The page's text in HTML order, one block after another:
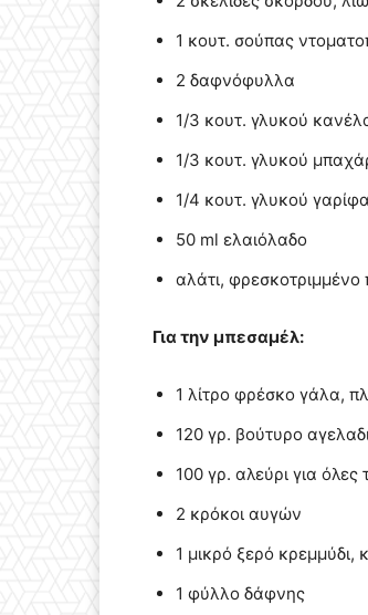
1 κουτ. σούπας
2 δαφνόφυλλα
1/3 κουτ. γλυκού
1/3 κουτ. γλυκού
1/4 κουτ. γλυκού
50 ml ελαιόλαδο
αλάτι, φρεσκοτριμμένο
Για την μπεσαμέλ:
1 λίτρο φρέσκο γάλα,
120 γρ. βούτυρο
100 γρ. αλεύρι για όλες
2 κρόκοι αυγών
1 μικρό ξερό κρεμμύδι,
1 φύλλο δάφνης